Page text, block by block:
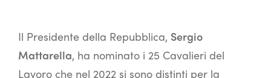
Il Presidente della Repubblica, Sergio
Mattarella, ha nominato i 25 Cavalieri del
Lavoro che nel 2022 si sono distinti per la